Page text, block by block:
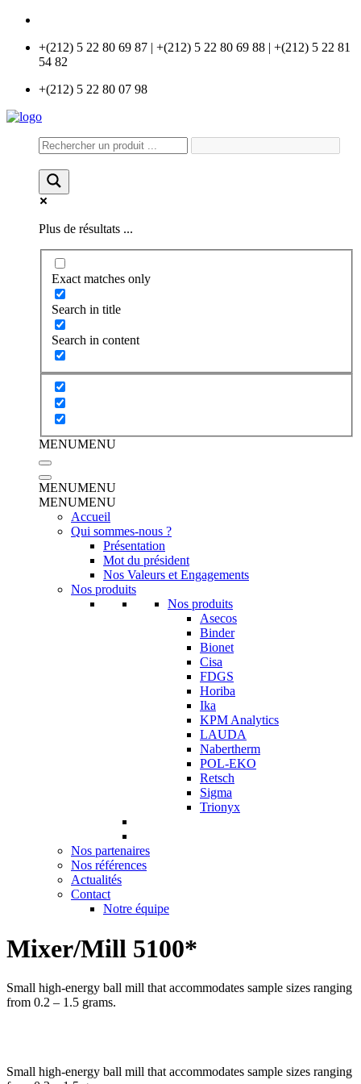
+(212) 5 22 80 69 87 | +(212) 5 22 80 69 88 | +(212) 5 22 81
54 82
+(212) 5 22 80 07 98
Plus de résultats ...
Exact matches only
Search in title
Search in content
MENUMENU
MENUMENU
MENUMENU
Accueil
Qui sommes-nous ?
Présentation
Mot du président
Nos Valeurs et Engagements
Nos produits
Nos produits
Asecos
Binder
Bionet
Cisa
FDGS
Horiba
Ika
KPM Analytics
LAUDA
Nabertherm
POL-EKO
Retsch
Sigma
Trionyx
Nos partenaires
Nos références
Actualités
Contact
Notre équipe
Mixer/Mill 5100*
Small high-energy ball mill that accommodates sample sizes ranging
from 0.2 – 1.5 grams.
Small high-energy ball mill that accommodates sample sizes ranging